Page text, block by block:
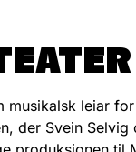
musikalsk leiar
der Svein